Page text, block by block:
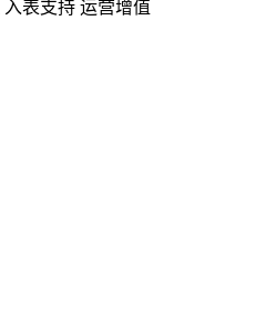
入表支持 运营增值